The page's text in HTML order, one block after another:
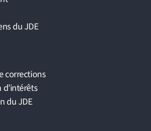
du JDE
corrections
du JDE